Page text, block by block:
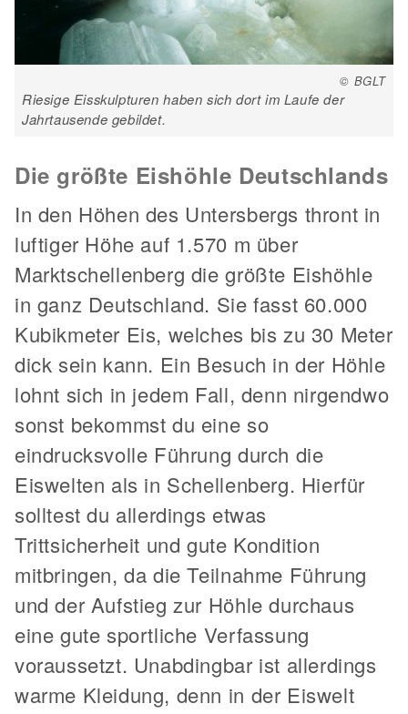
© BGLT
Riesige Eisskulpturen haben sich dort im Laufe der
Jahrtausende gebildet.
Die größte Eishöhle Deutschlands
In den Höhen des Untersbergs thront in
luftiger Höhe auf 1.570 m über
Marktschellenberg die größte Eishöhle
in ganz Deutschland. Sie fasst 60.000
Kubikmeter Eis, welches bis zu 30 Meter
dick sein kann. Ein Besuch in der Höhle
lohnt sich in jedem Fall, denn nirgendwo
sonst bekommst du eine so
eindrucksvolle Führung durch die
Eiswelten als in Schellenberg. Hierfür
solltest du allerdings etwas
Trittsicherheit und gute Kondition
mitbringen, da die Teilnahme Führung
und der Aufstieg zur Höhle durchaus
eine gute sportliche Verfassung
voraussetzt. Unabdingbar ist allerdings
warme Kleidung, denn in der Eiswelt